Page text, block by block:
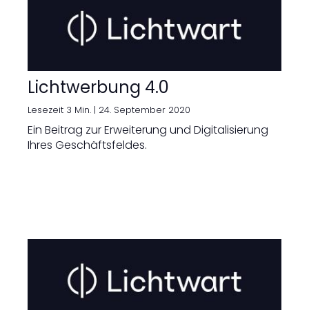
Lichtwerbung 4.0
Lesezeit 3 Min. | 24. September 2020
Ein Beitrag zur Erweiterung und Digitalisierung
Ihres Geschäftsfeldes.